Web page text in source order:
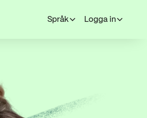
Språk Logga in